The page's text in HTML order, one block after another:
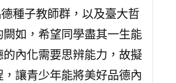
種子教師群，以及臺大哲
如，希望同學盡其一生能
內化需要思辨能力，故擬
讓青少年能將美好品德內